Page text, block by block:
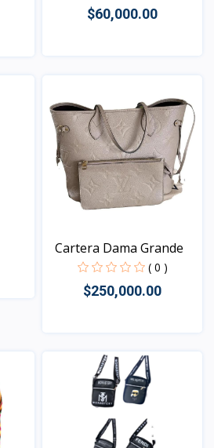
$60,000.00
Cartera Dama Grande
( 0 )
$250,000.00